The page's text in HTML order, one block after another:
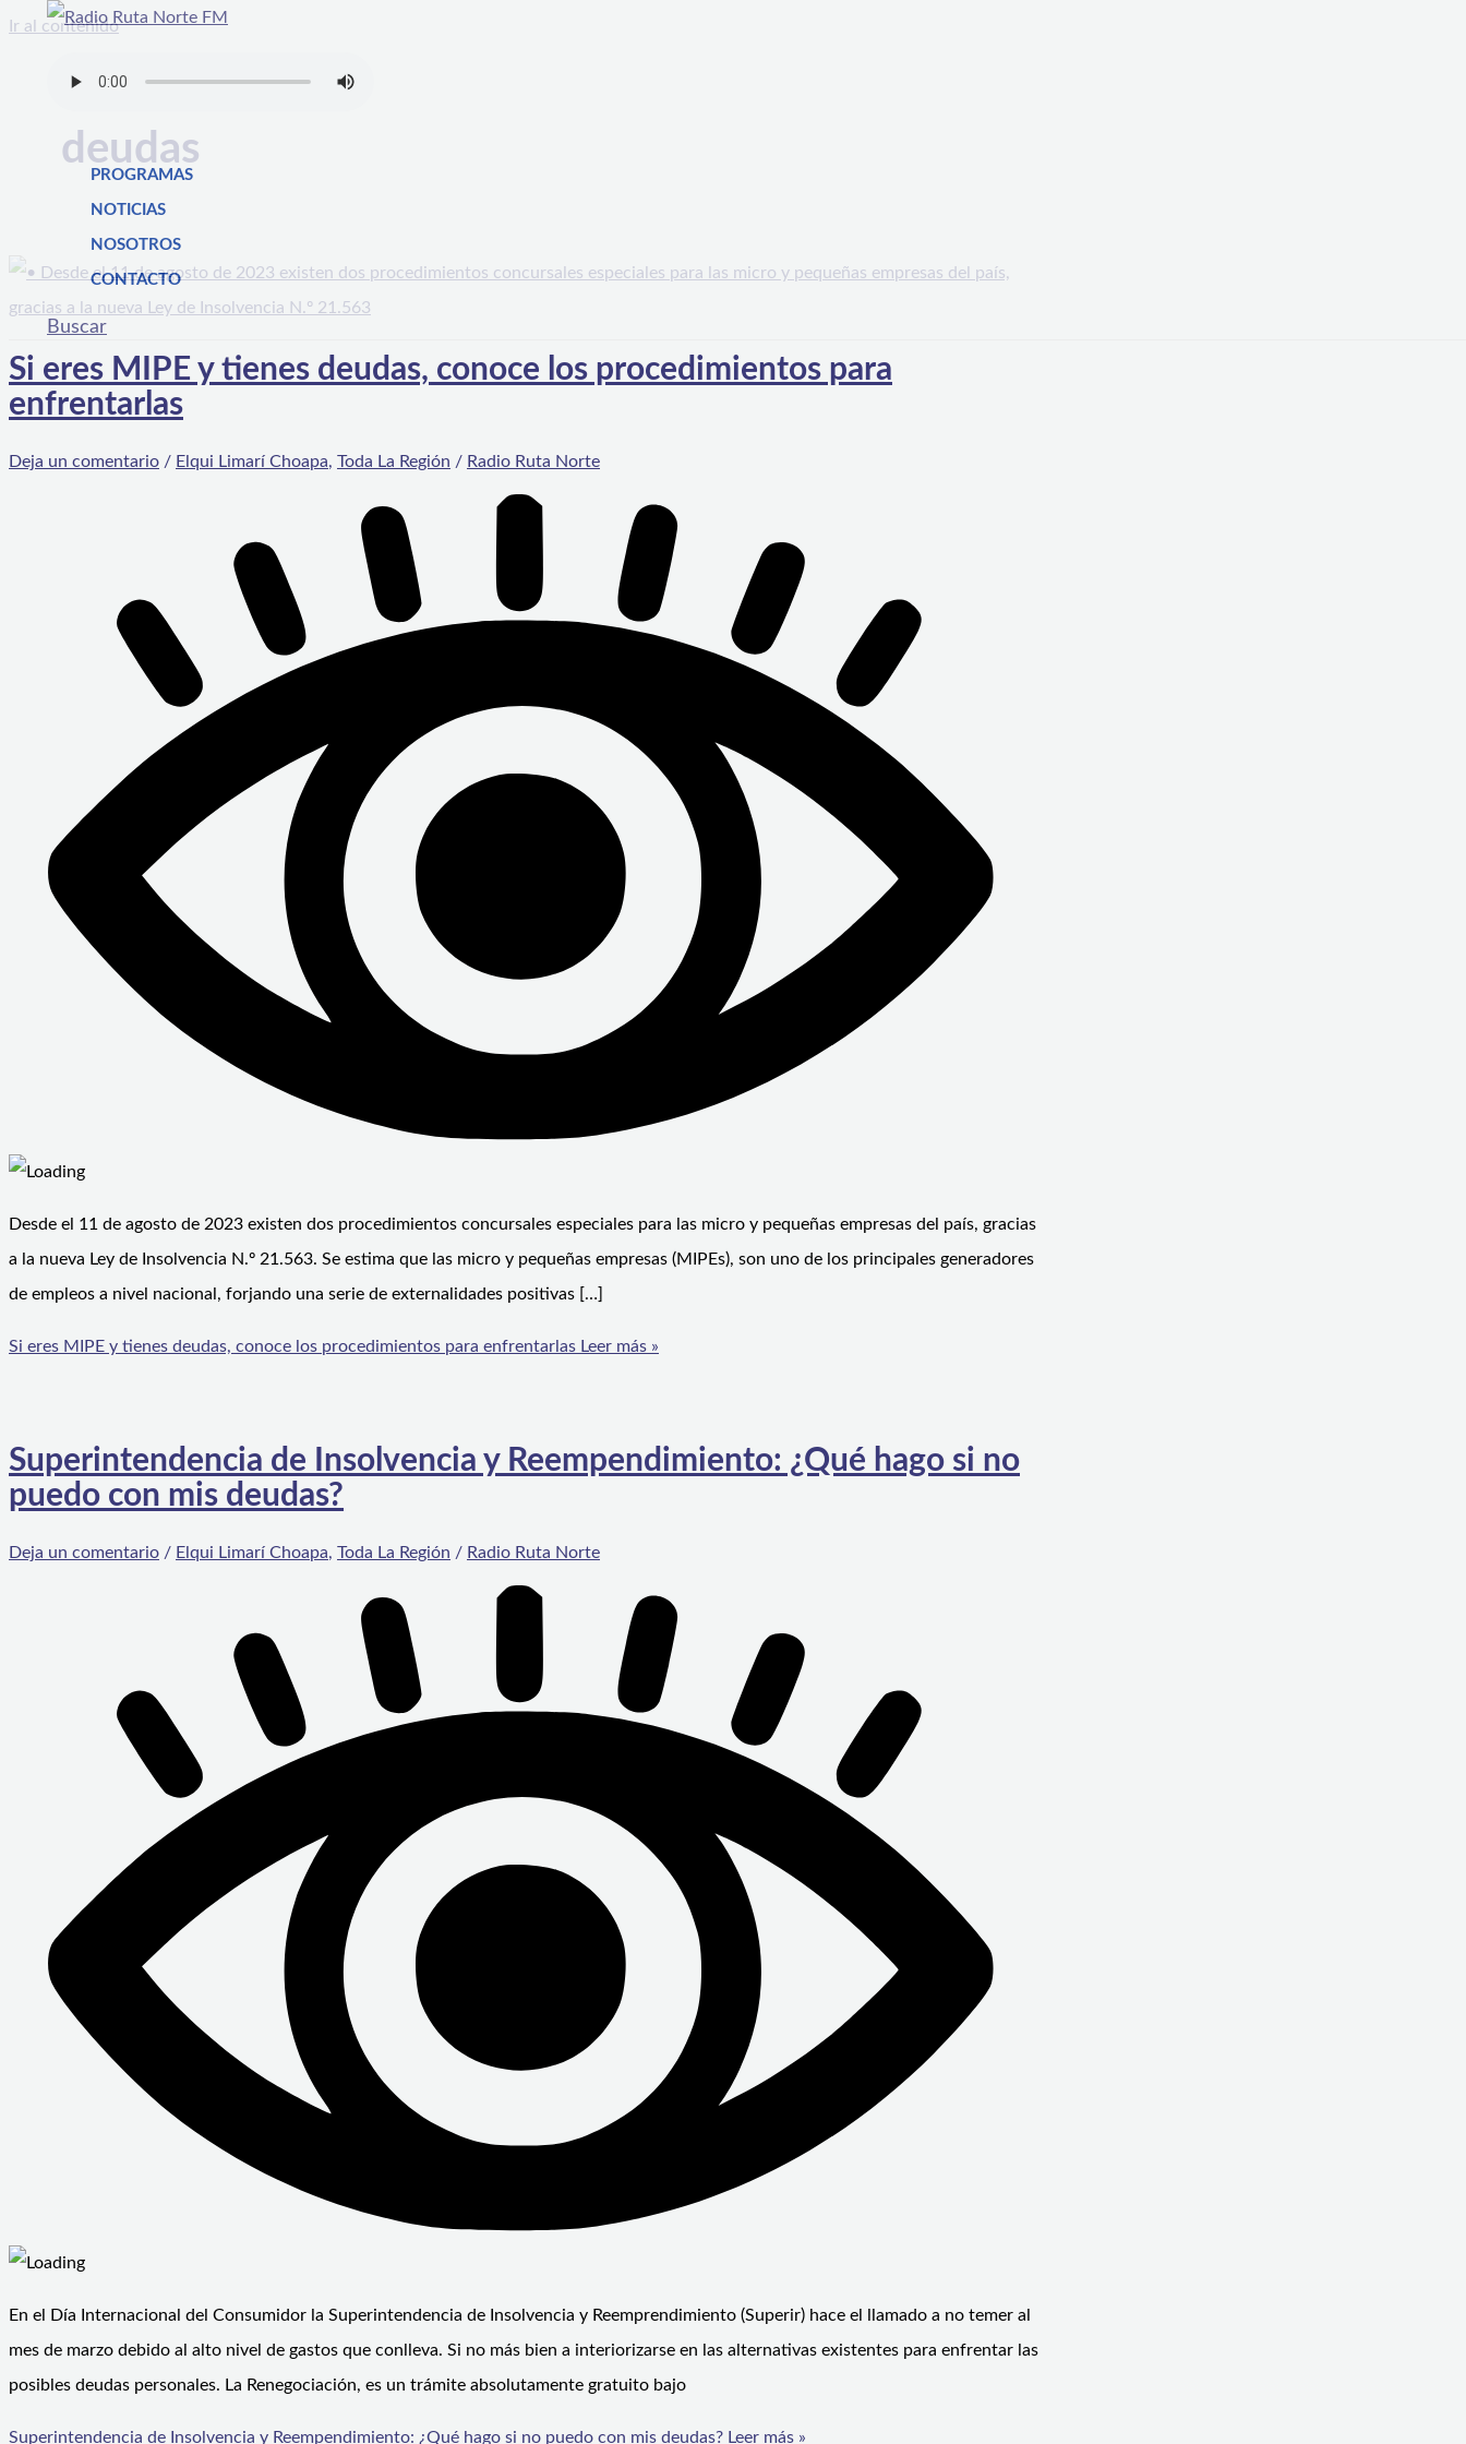
Ir al contenido
PROGRAMAS
NOTICIAS
NOSOTROS
CONTACTO
Buscar
deudas
Si eres MIPE y tienes deudas, conoce los procedimientos para
enfrentarlas
Deja un comentario / Elqui Limarí Choapa, Toda La Región / Radio Ruta Norte
Desde el 11 de agosto de 2023 existen dos procedimientos concursales especiales para las micro y pequeñas empresas del país, gracias
a la nueva Ley de Insolvencia N.º 21.563. Se estima que las micro y pequeñas empresas (MIPEs), son uno de los principales generadores
de empleos a nivel nacional, forjando una serie de externalidades positivas […]
Si eres MIPE y tienes deudas, conoce los procedimientos para enfrentarlas Leer más »
Superintendencia de Insolvencia y Reempendimiento: ¿Qué hago si no
puedo con mis deudas?
Deja un comentario / Elqui Limarí Choapa, Toda La Región / Radio Ruta Norte
En el Día Internacional del Consumidor la Superintendencia de Insolvencia y Reemprendimiento (Superir) hace el llamado a no temer al
mes de marzo debido al alto nivel de gastos que conlleva. Si no más bien a interiorizarse en las alternativas existentes para enfrentar las
posibles deudas personales. La Renegociación, es un trámite absolutamente gratuito bajo
Superintendencia de Insolvencia y Reempendimiento: ¿Qué hago si no puedo con mis deudas? Leer más »